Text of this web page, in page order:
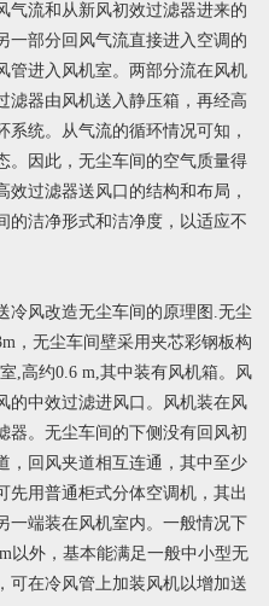
气流和从新风初效过滤器进来的
一部分回风气流直接进入空调的
管进入风机室。两部分流在风机
滤器由风机送入静压箱，再经高
统。从气流的循环情况可知，
。因此，无尘车间的空气质量得
过滤器送风口的结构和布局，
的洁净形式和洁净度，以适应不
冷风改造无尘车间的原理图.无尘
，无尘车间壁采用夹芯彩钢板构
,高约0.6 m,其中装有风机箱。风
的中效过滤进风口。风机装在风
器。无尘车间的下侧没有回风初
，回风夹道相互连通，其中至少
先用普通柜式分体空调机，其出
一端装在风机室内。一般情况下
以外，基本能满足一般中小型无
可在冷风管上加装风机以增加送